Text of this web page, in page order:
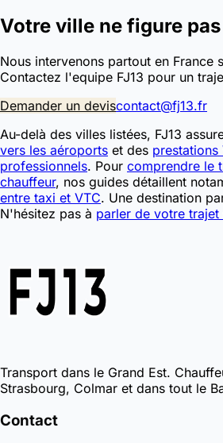
Votre ville ne figure
Nous intervenons partout en France
Contactez l'equipe FJ13 pour un
Demander un deviscontact@fj13.fr
Au-delà des villes listées, FJ13
vers les aéroports et des prestations
professionnels. Pour comprendre le
chauffeur, nos guides détaillent
entre taxi et VTC. Une destination
N'hésitez pas à parler de votre trajet
Transport dans le Grand Est.
Strasbourg, Colmar et dans tout le
Contact